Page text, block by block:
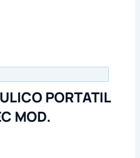
PORTATIL
MOD.